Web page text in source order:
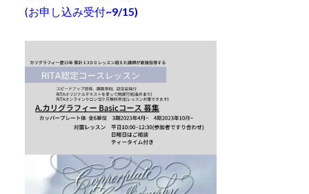
(お申し込み受付~9/15)